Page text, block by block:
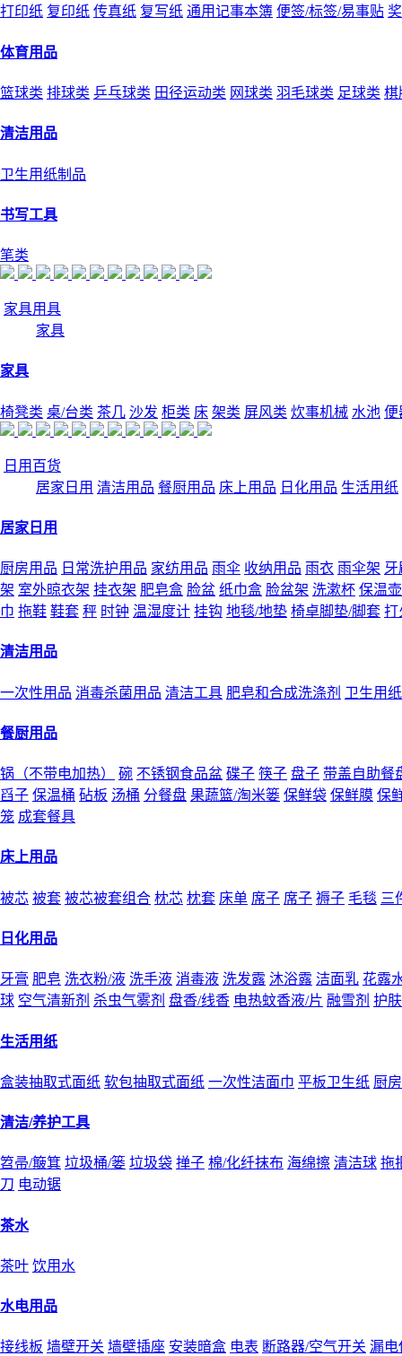
打印纸 复印纸 传真纸 复写纸 通用记事本簿 便签/标签/易事贴
体育用品
篮球类 排球类 乒乓球类 田径运动类 网球类 羽毛球类 足球类 棋
清洁用品
卫生用纸制品
书写工具
笔类
家具用具
家具
家具
椅凳类 桌/台类 茶几 沙发 柜类 床 架类 屏风类 炊事机械 水池 便
日用百货
居家日用 清洁用品 餐厨用品 床上用品 日化用品 生活用纸
居家日用
厨房用品 日常洗护用品 家纺用品 雨伞 收纳用品 雨衣 雨伞架 牙
架 室外晾衣架 挂衣架 肥皂盒 脸盆 纸巾盒 脸盆架 洗漱杯 保温
巾 拖鞋 鞋套 秤 时钟 温湿度计 挂钩 地毯/地垫 椅卓脚垫/脚套 打
清洁用品
一次性用品 消毒杀菌用品 清洁工具 肥皂和合成洗涤剂 卫生用
餐厨用品
锅（不带电加热） 碗 不锈钢食品盆 碟子 筷子 盘子 带盖自助餐
舀子 保温桶 砧板 汤桶 分餐盘 果蔬篮/淘米篓 保鲜袋 保鲜膜 保
笼 成套餐具
床上用品
被芯 被套 被芯被套组合 枕芯 枕套 床单 席子 席子 褥子 毛毯 三
日化用品
牙膏 肥皂 洗衣粉/液 洗手液 消毒液 洗发露 沐浴露 洁面乳 花露
球 空气清新剂 杀虫气雾剂 盘香/线香 电热蚊香液/片 融雪剂 护
生活用纸
盒装抽取式面纸 软包抽取式面纸 一次性洁面巾 平板卫生纸 厨
清洁/养护工具
笤帚/簸箕 垃圾桶/篓 垃圾袋 掸子 棉/化纤抹布 海绵擦 清洁球 拖
刀 电动锯
茶水
茶叶 饮用水
水电用品
接线板 墙壁开关 墙壁插座 安装暗盒 电表 断路器/空气开关 漏电